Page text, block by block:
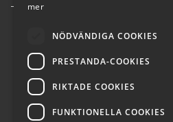
036-
mer
NÖDVÄNDIGA COOKIES
PRESTANDA-COOKIES
RIKTADE COOKIES
FUNKTIONELLA COOKIES